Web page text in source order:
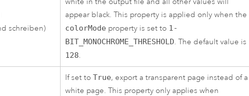
schreiben)
appear black. This property is applied only when the
colorMode property is set to 1-
BIT_MONOCHROME_THRESHOLD. The default value is
128.
If set toTrue, export a transparent page instead of a
white page. This property only applies when